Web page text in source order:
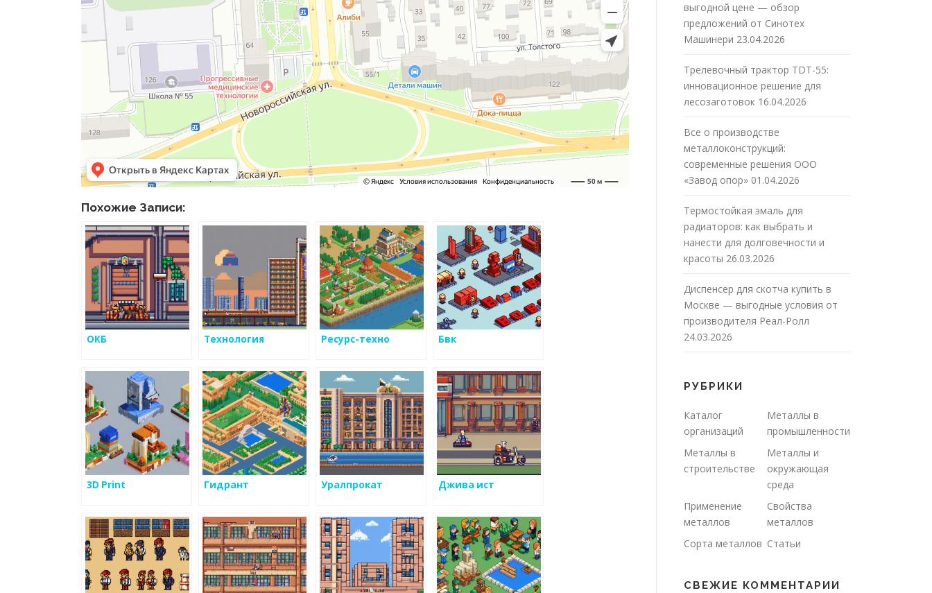
Похожие Записи:
ОКБ Технология Ресурс-техно Бвк
3D Print Гидрант Уралпрокат Джива ист
выгодной цене — обзор
предложений от Синотех
Машинери 23.04.2026
Трелевочный трактор TDT-55:
инновационное решение для
лесозаготовок 16.04.2026
Все о производстве
металлоконструкций:
современные решения ООО
«Завод опор» 01.04.2026
Термостойкая эмаль для
радиаторов: как выбрать и
нанести для долговечности и
красоты 26.03.2026
Диспенсер для скотча купить в
Москве — выгодные условия от
производителя Реал-Ролл
24.03.2026
РУБРИКИ
Каталог
организаций
Металлы в
промышленности
Металлы в
строительстве
Металлы и
окружающая
среда
Применение
металлов
Свойства
металлов
Сорта металлов Статьи
СВЕЖИЕ КОММЕНТАРИИ